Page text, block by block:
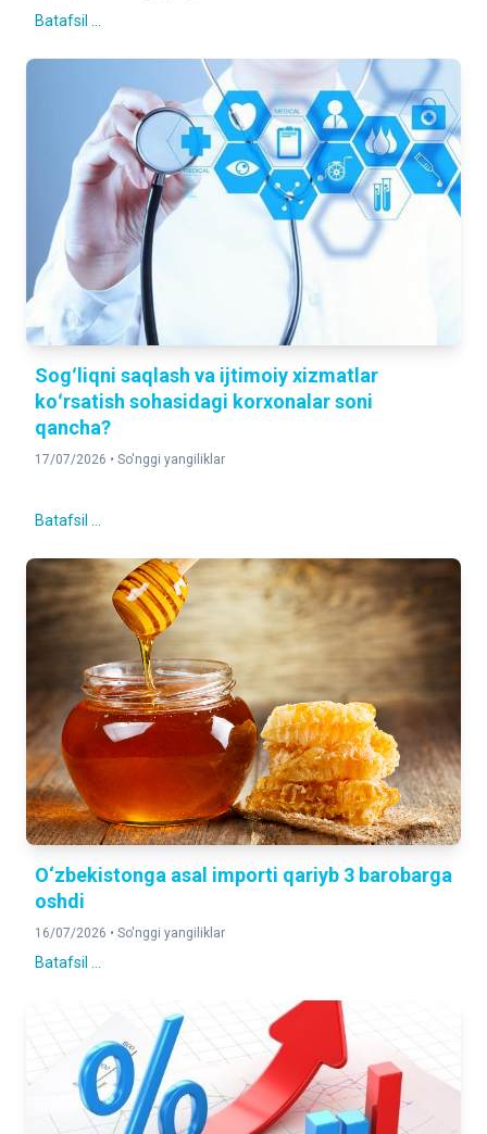
Batafsil ...
Sogʻliqni saqlash va ijtimoiy xizmatlar
koʻrsatish sohasidagi korxonalar soni
qancha?
17/07/2026 • So'nggi yangiliklar
Batafsil ...
O‘zbekistonga asal importi qariyb 3 barobarga
oshdi
16/07/2026 • So'nggi yangiliklar
Batafsil ...